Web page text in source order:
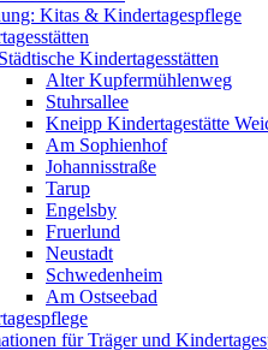
Kitas & Kindertagespflege
Städtische Kindertagesstätten
Alter Kupfermühlenweg
Stuhrsallee
Kneipp Kindertagestätte
Am Sophienhof
Johannisstraße
Tarup
Engelsby
Fruerlund
Neustadt
Schwedenheim
Am Ostseebad
für Träger und